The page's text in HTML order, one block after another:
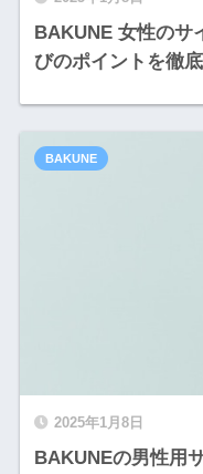
BAKUNE 女性のサ
びのポイントを徹
2025年1月8日
BAKUNEの男性用
BAKUNE